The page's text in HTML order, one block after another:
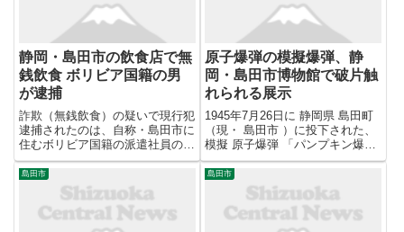
静岡・島田市の飲食店で無
銭飲食 ボリビア国籍の男
が逮捕
詐欺（無銭飲食）の疑いで現行犯
逮捕されたのは、自称・島田市に
住むボリビア国籍の派遣社員の男
（３２）です。警察によります
と、１１月８日の午後１１時３０
半ごろから翌日の午前１時ごろの
間、男は島田市内の飲食店で飲み
物を注文しましたが、代金およそ
原子爆弾の模擬爆弾、静
岡・島田市博物館で破片触
れられる展示
1945年7月26日に 静岡県 島田町
（現・ 島田市 ）に投下された、
模擬 原子爆弾 「パンプキン爆
弾」の破片が市博物館で展示され
ている。直接触ることもできる。
開催中の企画展「戦争を忘れない
―島田が歩んだ 太平洋戦争 」の
展示の一つ。21日...
島田市 島田市